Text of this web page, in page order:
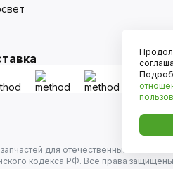
для отечественных
кодекса РФ. Все права